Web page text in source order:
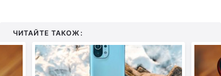
ЧИТАЙТЕ ТАКОЖ: